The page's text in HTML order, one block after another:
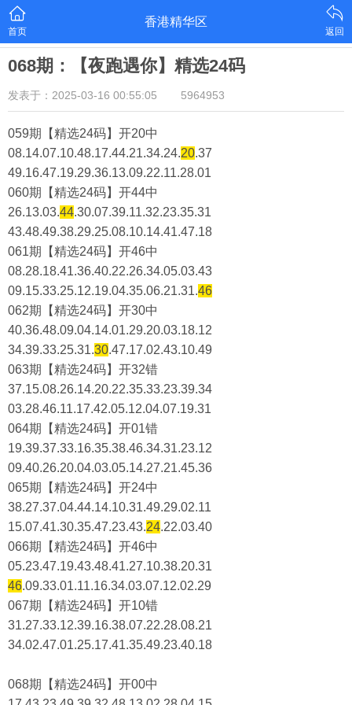
首页
香港精华区
返回
068期：【夜跑遇你】精选24码
发表于：2025-03-16 00:55:05 5964953
059期【精选24码】开20中
08.14.07.10.48.17.44.21.34.24.20.37
49.16.47.19.29.36.13.09.22.11.28.01
060期【精选24码】开44中
26.13.03.44.30.07.39.11.32.23.35.31
43.48.49.38.29.25.08.10.14.41.47.18
061期【精选24码】开46中
08.28.18.41.36.40.22.26.34.05.03.43
09.15.33.25.12.19.04.35.06.21.31.46
062期【精选24码】开30中
40.36.48.09.04.14.01.29.20.03.18.12
34.39.33.25.31.30.47.17.02.43.10.49
063期【精选24码】开32错
37.15.08.26.14.20.22.35.33.23.39.34
03.28.46.11.17.42.05.12.04.07.19.31
064期【精选24码】开01错
19.39.37.33.16.35.38.46.34.31.23.12
09.40.26.20.04.03.05.14.27.21.45.36
065期【精选24码】开24中
38.27.37.04.44.14.10.31.49.29.02.11
15.07.41.30.35.47.23.43.24.22.03.40
066期【精选24码】开46中
05.23.47.19.43.48.41.27.10.38.20.31
46.09.33.01.11.16.34.03.07.12.02.29
067期【精选24码】开10错
31.27.33.12.39.16.38.07.22.28.08.21
34.02.47.01.25.17.41.35.49.23.40.18
068期【精选24码】开00中